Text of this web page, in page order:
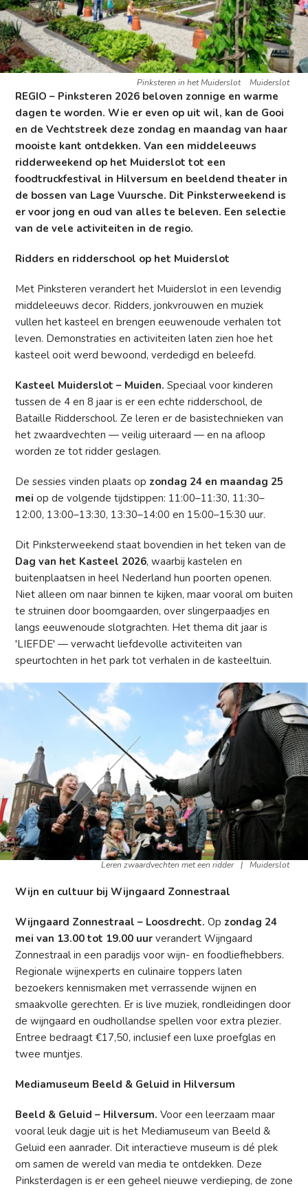
Pinksteren in het Muiderslot Muiderslot
REGIO – Pinksteren 2026 beloven zonnige en warme
dagen te worden. Wie er even op uit wil, kan de Gooi
en de Vechtstreek deze zondag en maandag van haar
mooiste kant ontdekken. Van een middeleeuws
ridderweekend op het Muiderslot tot een
foodtruckfestival in Hilversum en beeldend theater in
de bossen van Lage Vuursche. Dit Pinksterweekend is
er voor jong en oud van alles te beleven. Een selectie
van de vele activiteiten in de regio.
Ridders en ridderschool op het Muiderslot
Met Pinksteren verandert het Muiderslot in een levendig
middeleeuws decor. Ridders, jonkvrouwen en muziek
vullen het kasteel en brengen eeuwenoude verhalen tot
leven. Demonstraties en activiteiten laten zien hoe het
kasteel ooit werd bewoond, verdedigd en beleefd.
Kasteel Muiderslot – Muiden. Speciaal voor kinderen
tussen de 4 en 8 jaar is er een echte ridderschool, de
Bataille Ridderschool. Ze leren er de basistechnieken van
het zwaardvechten — veilig uiteraard — en na afloop
worden ze tot ridder geslagen.
De sessies vinden plaats op zondag 24 en maandag 25
mei op de volgende tijdstippen: 11:00–11:30, 11:30–
12:00, 13:00–13:30, 13:30–14:00 en 15:00–15:30 uur.
Dit Pinksterweekend staat bovendien in het teken van de
Dag van het Kasteel 2026, waarbij kastelen en
buitenplaatsen in heel Nederland hun poorten openen.
Niet alleen om naar binnen te kijken, maar vooral om buiten
te struinen door boomgaarden, over slingerpaadjes en
langs eeuwenoude slotgrachten. Het thema dit jaar is
'LIEFDE' — verwacht liefdevolle activiteiten van
speurtochten in het park tot verhalen in de kasteeltuin.
Leren zwaardvechten met een ridder | Muiderslot
Wijn en cultuur bij Wijngaard Zonnestraal
Wijngaard Zonnestraal – Loosdrecht. Op zondag 24
mei van 13.00 tot 19.00 uur verandert Wijngaard
Zonnestraal in een paradijs voor wijn- en foodliefhebbers.
Regionale wijnexperts en culinaire toppers laten
bezoekers kennismaken met verrassende wijnen en
smaakvolle gerechten. Er is live muziek, rondleidingen door
de wijngaard en oudhollandse spellen voor extra plezier.
Entree bedraagt €17,50, inclusief een luxe proefglas en
twee muntjes.
Mediamuseum Beeld & Geluid in Hilversum
Beeld & Geluid – Hilversum. Voor een leerzaam maar
vooral leuk dagje uit is het Mediamuseum van Beeld &
Geluid een aanrader. Dit interactieve museum is dé plek
om samen de wereld van media te ontdekken. Deze
Pinksterdagen is er een geheel nieuwe verdieping, de zone